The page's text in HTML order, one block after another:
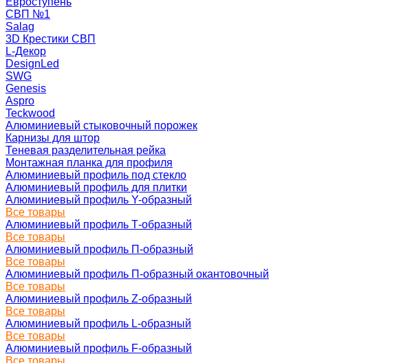
СВП №1
Salag
3D Крестики СВП
L-Декор
DesignLed
SWG
Genesis
Aspro
Teckwood
Алюминиевый стыковочный порожек
Карнизы для штор
Теневая разделительная рейка
Монтажная планка для профиля
Алюминиевый профиль под стекло
Алюминиевый профиль для плитки
Алюминиевый профиль Y-образный
Все товары
Алюминиевый профиль Т-образный
Все товары
Алюминиевый профиль П-образный
Все товары
Алюминиевый профиль П-образный окантовочный
Все товары
Алюминиевый профиль Z-образный
Все товары
Алюминиевый профиль L-образный
Все товары
Алюминиевый профиль F-образный
Все товары